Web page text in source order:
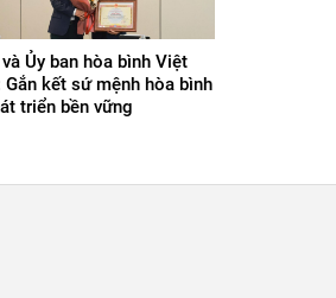
và Ủy ban hòa bình Việt
Gắn kết sứ mệnh hòa bình
triển bền vững